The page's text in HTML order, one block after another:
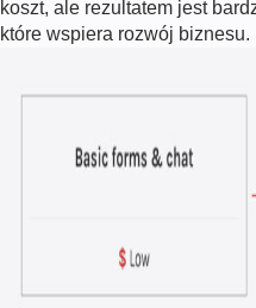
koszt, ale rezultatem jest
które wspiera rozwój biznesu.